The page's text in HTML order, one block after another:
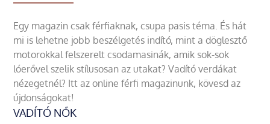
Egy magazin csak férfiaknak, csupa pasis téma. És hát
mi is lehetne jobb beszélgetés indító, mint a döglesztő
motorokkal felszerelt csodamasinák, amik sok-sok
lóerővel szelik stílusosan az utakat? Vadító verdákat
nézegetnél? Itt az online férfi magazinunk, kövesd az
újdonságokat!
VADÍTÓ NŐK